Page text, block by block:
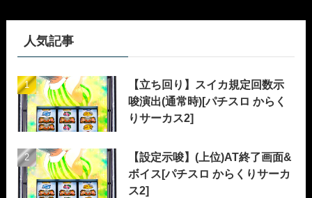
人気記事
【立ち回り】スイカ規定回数示
唆演出(通常時)[パチスロ からく
りサーカス2]
【設定示唆】(上位)AT終了画面&
ボイス[パチスロ からくりサーカ
ス2]